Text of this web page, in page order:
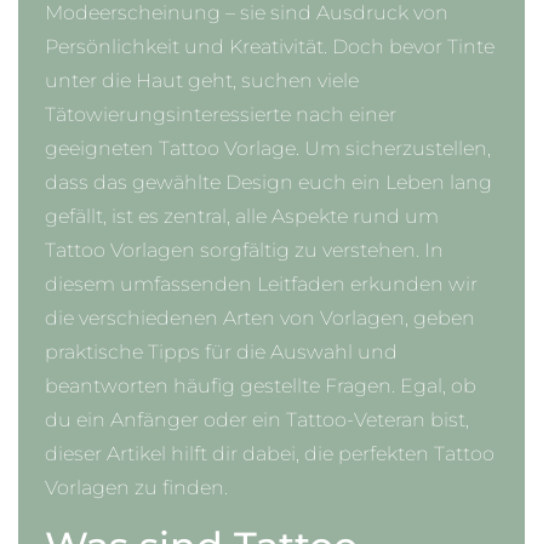
Modeerscheinung – sie sind Ausdruck von
Persönlichkeit und Kreativität. Doch bevor Tinte
unter die Haut geht, suchen viele
Tätowierungsinteressierte nach einer
geeigneten Tattoo Vorlage. Um sicherzustellen,
dass das gewählte Design euch ein Leben lang
gefällt, ist es zentral, alle Aspekte rund um
Tattoo Vorlagen sorgfältig zu verstehen. In
diesem umfassenden Leitfaden erkunden wir
die verschiedenen Arten von Vorlagen, geben
praktische Tipps für die Auswahl und
beantworten häufig gestellte Fragen. Egal, ob
du ein Anfänger oder ein Tattoo-Veteran bist,
dieser Artikel hilft dir dabei, die perfekten Tattoo
Vorlagen zu finden.